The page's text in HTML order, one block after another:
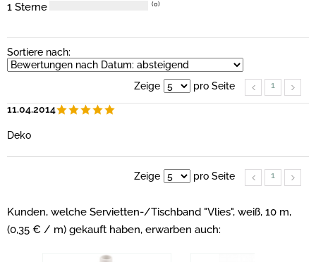
1 Sterne (0)
Sortiere nach:
Zeige pro Seite 1
11.04.2014
Deko
Zeige pro Seite 1
Kunden, welche Servietten-/Tischband "Vlies", weiß, 10 m,
(0,35 € / m) gekauft haben, erwarben auch: